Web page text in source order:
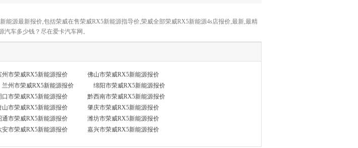
能源最新报价,包括荣威在售荣威RX5新能源指导价,荣威全部荣威RX5新能源4s店报价,最新,最精
车多少钱？尽在爱卡汽车网。
州市荣威RX5新能源报价
佛山市荣威RX5新能源报价
兰州市荣威RX5新能源报价
绵阳市荣威RX5新能源报价
口市荣威RX5新能源报价
黔西南市荣威RX5新能源报价
山市荣威RX5新能源报价
肇庆市荣威RX5新能源报价
通市荣威RX5新能源报价
潍坊市荣威RX5新能源报价
安市荣威RX5新能源报价 嘉兴市荣威RX5新能源报价